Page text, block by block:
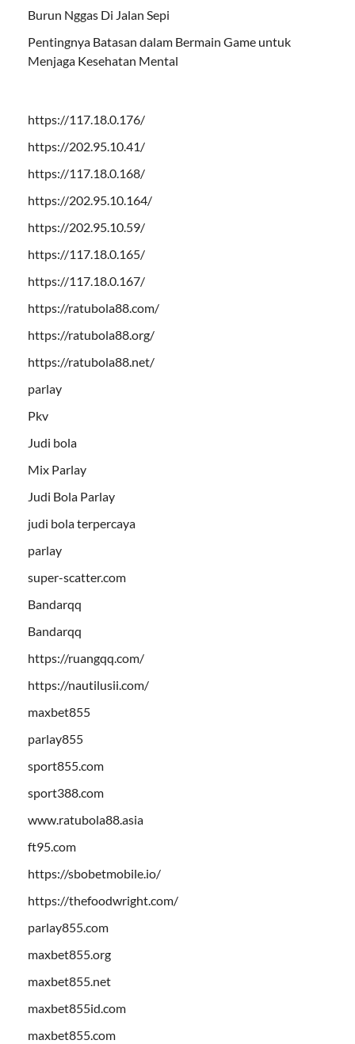
Burun Nggas Di Jalan Sepi
Pentingnya Batasan dalam Bermain Game untuk
Menjaga Kesehatan Mental
https://117.18.0.176/
https://202.95.10.41/
https://117.18.0.168/
https://202.95.10.164/
https://202.95.10.59/
https://117.18.0.165/
https://117.18.0.167/
https://ratubola88.com/
https://ratubola88.org/
https://ratubola88.net/
parlay
Pkv
Judi bola
Mix Parlay
Judi Bola Parlay
judi bola terpercaya
parlay
super-scatter.com
Bandarqq
Bandarqq
https://ruangqq.com/
https://nautilusii.com/
maxbet855
parlay855
sport855.com
sport388.com
www.ratubola88.asia
ft95.com
https://sbobetmobile.io/
https://thefoodwright.com/
parlay855.com
maxbet855.org
maxbet855.net
maxbet855id.com
maxbet855.com